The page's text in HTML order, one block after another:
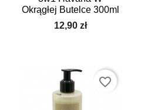
Okrągłej Butelce 300ml
12,90 zł
favorite_border